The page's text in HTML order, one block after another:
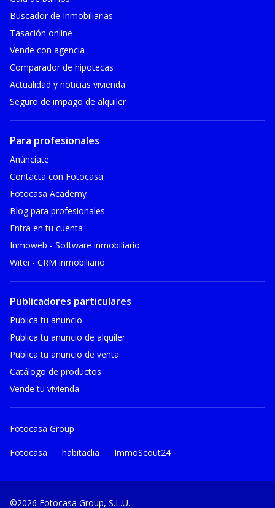
Buscador de Inmobiliarias
Tasación online
Vende con agencia
Comparador de hipotecas
Actualidad y noticias vivienda
Seguro de impago de alquiler
Para profesionales
Anúnciate
Contacta con Fotocasa
Fotocasa Academy
Blog para profesionales
Entra en tu cuenta
Inmoweb - Software inmobiliario
Witei - CRM inmobiliario
Publicadores particulares
Publica tu anuncio
Publica tu anuncio de alquiler
Publica tu anuncio de venta
Catálogo de productos
Vende tu vivienda
Fotocasa Group
Fotocasa habitaclia ImmoScout24
©2026 Fotocasa Group, S.L.U.